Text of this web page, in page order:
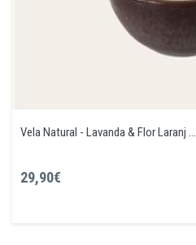
Vela Natural - Lavanda & Flor Laranj ...
29,90€